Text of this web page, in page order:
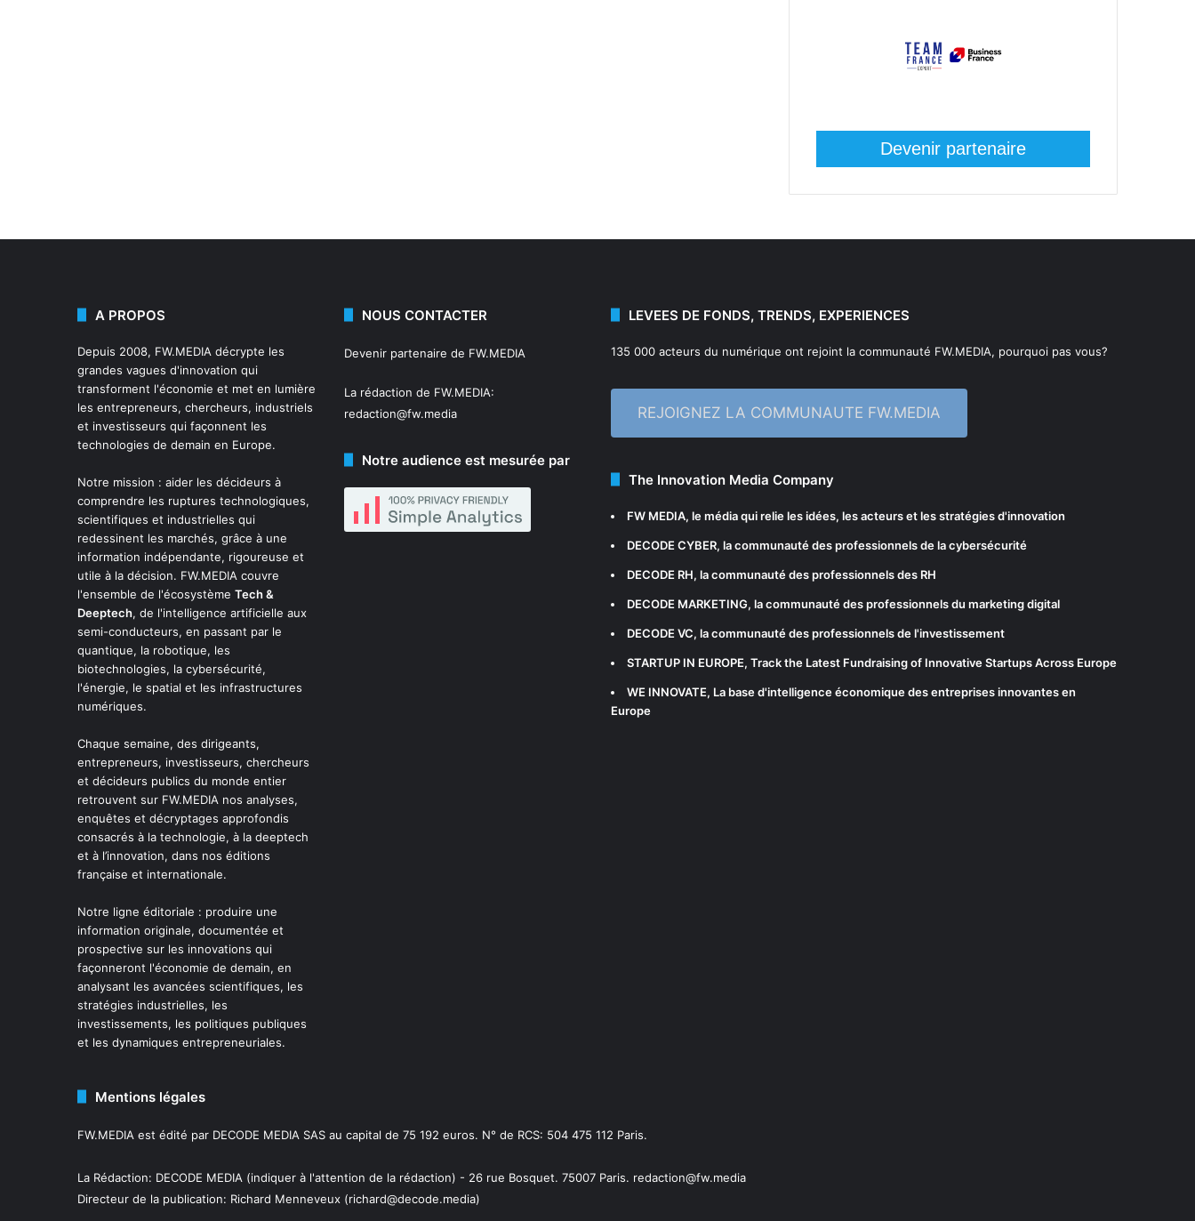
Devenir partenaire
A PROPOS
Depuis 2008, FW.MEDIA décrypte les
grandes vagues d'innovation qui
transforment l'économie et met en lumière
les entrepreneurs, chercheurs, industriels
et investisseurs qui façonnent les
technologies de demain en Europe.
Notre mission : aider les décideurs à
comprendre les ruptures technologiques,
scientifiques et industrielles qui
redessinent les marchés, grâce à une
information indépendante, rigoureuse et
utile à la décision. FW.MEDIA couvre
l'ensemble de l'écosystème Tech &
Deeptech, de l'intelligence artificielle aux
semi-conducteurs, en passant par le
quantique, la robotique, les
biotechnologies, la cybersécurité,
l'énergie, le spatial et les infrastructures
numériques.
Chaque semaine, des dirigeants,
entrepreneurs, investisseurs, chercheurs
et décideurs publics du monde entier
retrouvent sur FW.MEDIA nos analyses,
enquêtes et décryptages approfondis
consacrés à la technologie, à la deeptech
et à l’innovation, dans nos éditions
française et internationale.
Notre ligne éditoriale : produire une
information originale, documentée et
prospective sur les innovations qui
façonneront l'économie de demain, en
analysant les avancées scientifiques, les
stratégies industrielles, les
investissements, les politiques publiques
et les dynamiques entrepreneuriales.
NOUS CONTACTER
Devenir partenaire de FW.MEDIA
La rédaction de FW.MEDIA:
redaction@fw.media
Notre audience est mesurée par
LEVEES DE FONDS, TRENDS, EXPERIENCES
135 000 acteurs du numérique ont rejoint la communauté FW.MEDIA, pourquoi pas vous?
REJOIGNEZ LA COMMUNAUTE FW.MEDIA
The Innovation Media Company
FW MEDIA, le média qui relie les idées, les acteurs et les stratégies d'innovation
DECODE CYBER, la communauté des professionnels de la cybersécurité
DECODE RH, la communauté des professionnels des RH
DECODE MARKETING, la communauté des professionnels du marketing digital
DECODE VC, la communauté des professionnels de l'investissement
STARTUP IN EUROPE, Track the Latest Fundraising of Innovative Startups Across Europe
WE INNOVATE, La base d'intelligence économique des entreprises innovantes en
Europe
Mentions légales
FW.MEDIA est édité par DECODE MEDIA SAS au capital de 75 192 euros. N° de RCS: 504 475 112 Paris.
La Rédaction: DECODE MEDIA (indiquer à l'attention de la rédaction) - 26 rue Bosquet. 75007 Paris. redaction@fw.media
Directeur de la publication: Richard Menneveux (richard@decode.media)